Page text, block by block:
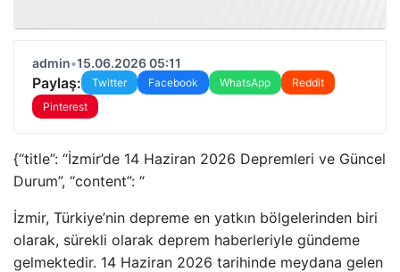
admin•15.06.2026 05:11
Paylaş: Twitter Facebook WhatsApp
Reddit
Pinterest
{“title”: “İzmir’de 14 Haziran 2026 Depremleri ve Güncel
Durum”, “content”: “
İzmir, Türkiye’nin depreme en yatkın bölgelerinden biri
olarak, sürekli olarak deprem haberleriyle gündeme
gelmektedir. 14 Haziran 2026 tarihinde meydana gelen